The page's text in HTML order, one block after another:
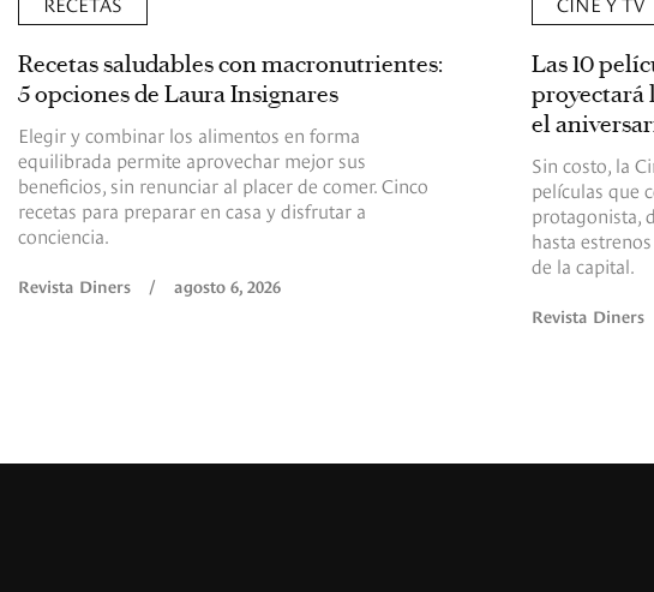
Recetas saludables con macronutrientes:
5 opciones de Laura Insignares
Elegir y combinar los alimentos en forma
equilibrada permite aprovechar mejor sus
beneficios, sin renunciar al placer de comer. Cinco
recetas para preparar en casa y disfrutar a
conciencia.
Revista Diners / agosto 6, 2026
Las 10
proyectará
el
Sin costo, la
películas que
protagonista,
hasta
de la capital.
Revista Diners